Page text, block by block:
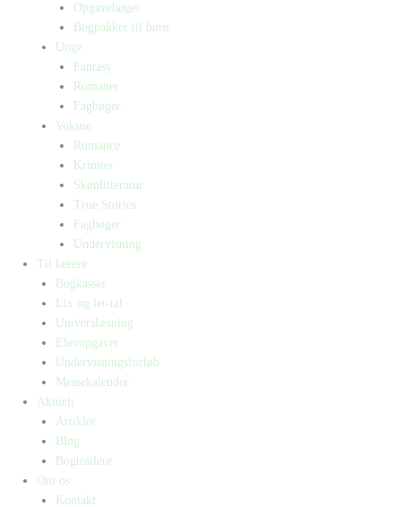
Opgavebøger
Bogpakker til børn
Unge
Fantasy
Romaner
Fagbøger
Voksne
Romance
Krimier
Skønlitteratur
True Stories
Fagbøger
Undervisning
Til lærere
Bogkasser
Lix og let-tal
Universlæsning
Elevopgaver
Undervisningsforløb
Messekalender
Aktuelt
Artikler
Blog
Bogtrailere
Om os
Kontakt